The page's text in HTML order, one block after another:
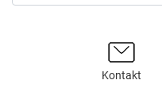
Kontakt